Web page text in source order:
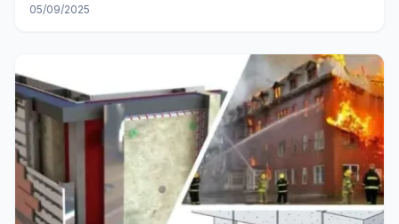
05/09/2025